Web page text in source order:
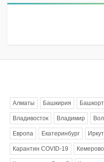
Алматы Башкирия
Владивосток Владимир
Европа Екатеринбург
Карантин COVID-19 Кемерово